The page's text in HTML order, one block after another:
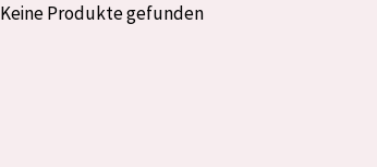
Keine Produkte gefunden